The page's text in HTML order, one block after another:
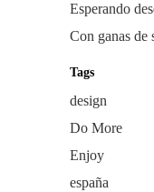
Esperando
Con ganas de
Tags
design
Do More
Enjoy
españa